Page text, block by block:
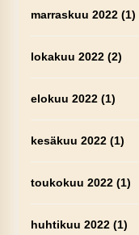
marraskuu 2022(1)
lokakuu 2022(2)
elokuu 2022(1)
kesäkuu 2022(1)
toukokuu 2022(1)
huhtikuu 2022(1)